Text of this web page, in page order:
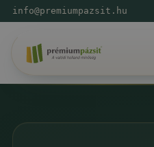
info@premiumpazsit.hu